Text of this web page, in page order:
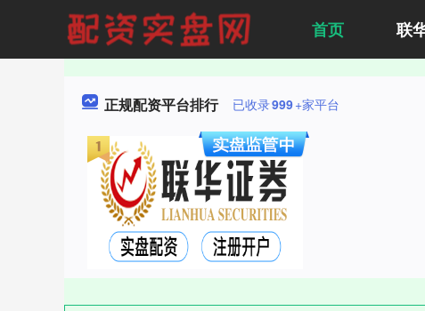
首页 联
正规配资平台排行 已收录999+家平台